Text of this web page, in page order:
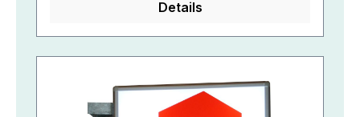
Details